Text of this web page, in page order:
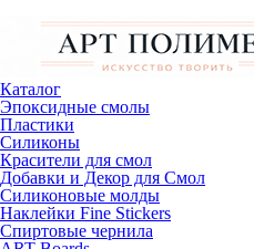
Каталог
Эпоксидные смолы
Пластики
Силиконы
Красители для смол
Добавки и Декор для Смол
Силиконовые молды
Наклейки Fine Stickers
Спиртовые чернила